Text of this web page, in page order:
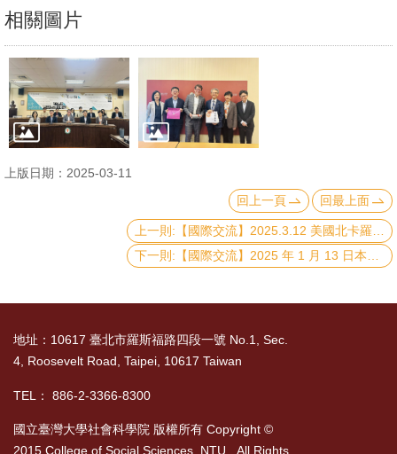
源
與
圖
書
館
回
首
頁
網
站
導
相關圖片
上版日期：2025-03-11
回上一頁
回最上面
地址：10617 臺北市羅斯福路四段一號 No.1, Sec.
4, Roosevelt Road, Taipei, 10617 Taiwan
TEL： 886-2-3366-8300
國立臺灣大學社會科學院 版權所有 Copyright ©
2015 College of Social Sciences, NTU. All Rights